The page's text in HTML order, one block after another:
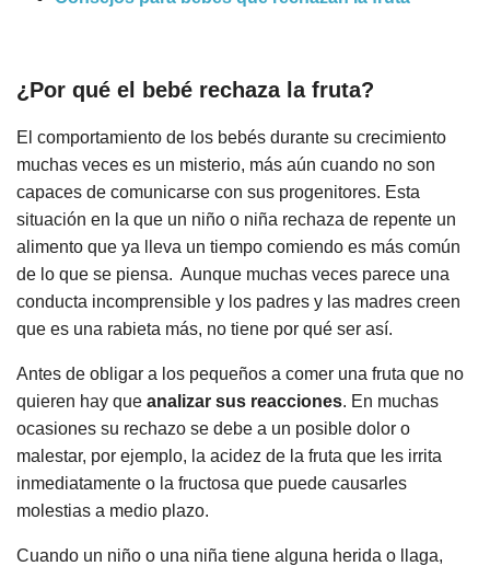
¿Por qué el bebé rechaza la fruta?
El comportamiento de los bebés durante su crecimiento
muchas veces es un misterio, más aún cuando no son
capaces de comunicarse con sus progenitores. Esta
situación en la que un niño o niña rechaza de repente un
alimento que ya lleva un tiempo comiendo es más común
de lo que se piensa. Aunque muchas veces parece una
conducta incomprensible y los padres y las madres creen
que es una rabieta más, no tiene por qué ser así.
Antes de obligar a los pequeños a comer una fruta que no
quieren hay que analizar sus reacciones. En muchas
ocasiones su rechazo se debe a un posible dolor o
malestar, por ejemplo, la acidez de la fruta que les irrita
inmediatamente o la fructosa que puede causarles
molestias a medio plazo.
Cuando un niño o una niña tiene alguna herida o llaga,